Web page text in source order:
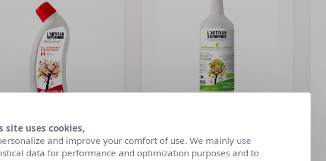
GEL DÉTARTRANT
CONCENTRÉ
750ML
USAGE
1L
site uses cookies,
and improve your comfort of use. We mainly use
data for performance and optimization purposes and to